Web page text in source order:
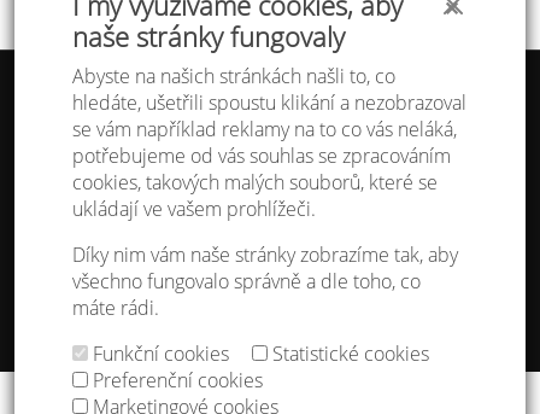
✕
naše stránky fungovaly
Abyste na našich stránkách našli to, co
hledáte, ušetřili spoustu klikání a nezobrazoval
se vám například reklamy na to co vás neláká,
potřebujeme od vás souhlas se zpracováním
cookies, takových malých souborů, které se
ukládají ve vašem prohlížeči.
Díky nim vám naše stránky zobrazíme tak, aby
všechno fungovalo správně a dle toho, co
máte rádi.
Funkční cookies
Statistické cookies
Preferenční cookies
Marketingové cookies
Tabulka velikostí
Doprava a platba
Ochrana osobních údajů
Obchodní podmínky
Kontakt
Atelier IVN
Na Výhledě 324/1
360 17 Karlovy Vary
Nastavení cookies
Copyright © 2013 - 2026